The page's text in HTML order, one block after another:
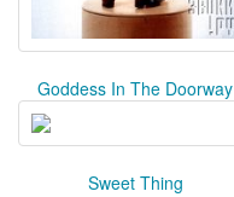
Goddess In The Doorway
Sweet Thing